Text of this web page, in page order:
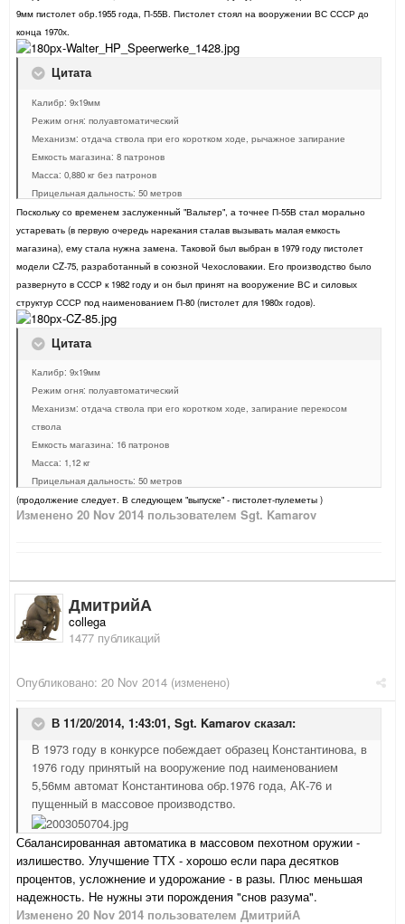
9мм пистолет обр.1955 года, П-55В. Пистолет стоял на вооружении ВС СССР до
конца 1970х.
Цитата
Калибр: 9х19мм
Режим огня: полуавтоматический
Механизм: отдача ствола при его коротком ходе, рычажное запирание
Емкость магазина: 8 патронов
Масса: 0,880 кг без патронов
Прицельная дальность: 50 метров
Поскольку со временем заслуженный "Вальтер", а точнее П-55В стал морально
устаревать (в первую очередь нарекания сталав вызывать малая емкость
магазина), ему стала нужна замена. Таковой был выбран в 1979 году пистолет
модели СZ-75, разработанный в союзной Чехословакии. Его производство было
развернуто в СССР к 1982 году и он был принят на вооружение ВС и силовых
структур СССР под наименованием П-80 (пистолет для 1980х годов).
Цитата
Калибр: 9х19мм
Режим огня: полуавтоматический
Механизм: отдача ствола при его коротком ходе, запирание перекосом
ствола
Емкость магазина: 16 патронов
Масса: 1,12 кг
Прицельная дальность: 50 метров
(продолжение следует. В следующем "выпуске" - пистолет-пулеметы )
Изменено 20 Nov 2014 пользователем Sgt. Kamarov
ДмитрийА
collega
1477 публикаций
Опубликовано: 20 Nov 2014 (изменено)
В 11/20/2014, 1:43:01, Sgt. Kamarov сказал:
В 1973 году в конкурсе побеждает образец Константинова, в
1976 году принятый на вооружение под наименованием
5,56мм автомат Константинова обр.1976 года, АК-76 и
пущенный в массовое производство.
Сбалансированная автоматика в массовом пехотном оружии -
излишество. Улучшение ТТХ - хорошо если пара десятков
процентов, усложнение и удорожание - в разы. Плюс меньшая
надежность. Не нужны эти порождения "снов разума".
Изменено 20 Nov 2014 пользователем ДмитрийА